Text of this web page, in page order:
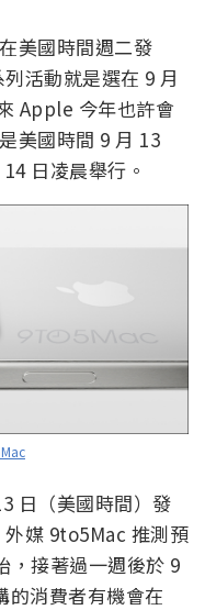
美國時間週二發
活動就是選在 9 月
Apple 今年也許會
美國時間 9 月 13
日凌晨舉行。
日（美國時間）發
媒 9to5Mac 推測預
，接著過一週後於 9
的消費者有機會在